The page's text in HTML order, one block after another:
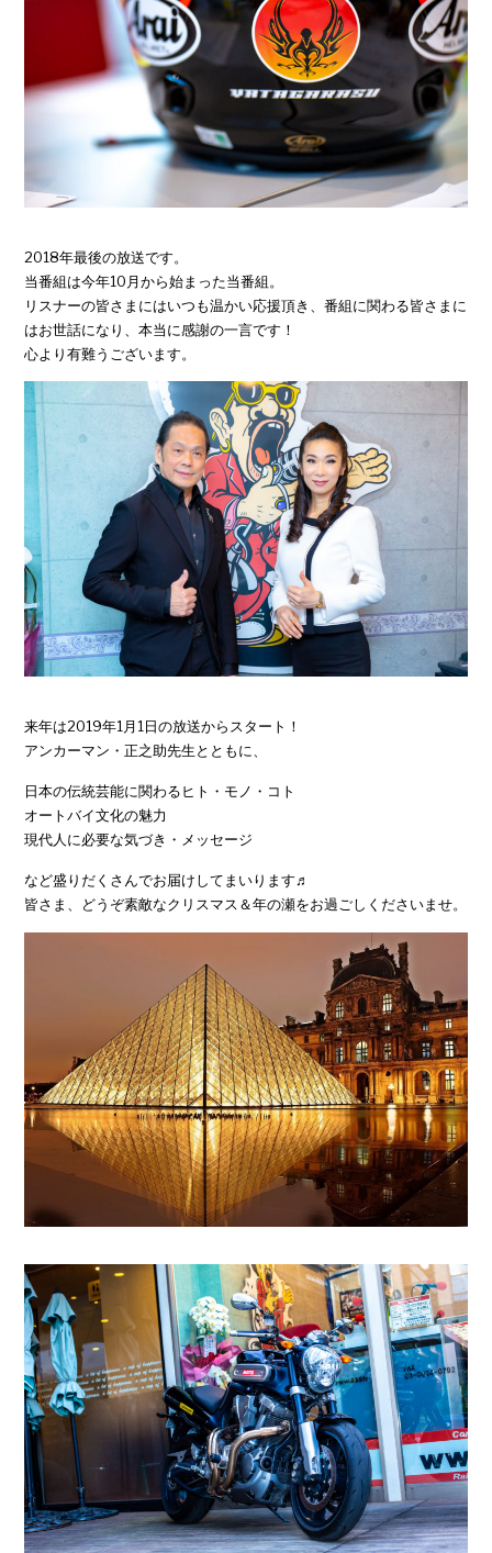
2018年最後の放送です。
当番組は今年10月から始まった当番組。
リスナーの皆さまにはいつも温かい応援頂き、番組に関わる皆さまに
はお世話になり、本当に感謝の一言です！
心より有難うございます。
来年は2019年1月1日の放送からスタート！
アンカーマン・正之助先生とともに、
日本の伝統芸能に関わるヒト・モノ・コト
オートバイ文化の魅力
現代人に必要な気づき・メッセージ
など盛りだくさんでお届けしてまいります♬
皆さま、どうぞ素敵なクリスマス＆年の瀬をお過ごしくださいませ。